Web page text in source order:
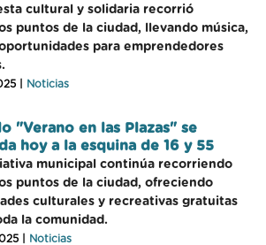
cultural y solidaria recorrió
puntos de la ciudad, llevando música,
para emprendedores
| Noticias
"Verano en las Plazas" se
hoy a la esquina de 16 y 55
municipal continúa recorriendo
puntos de la ciudad, ofreciendo
culturales y recreativas gratuitas
la comunidad.
| Noticias